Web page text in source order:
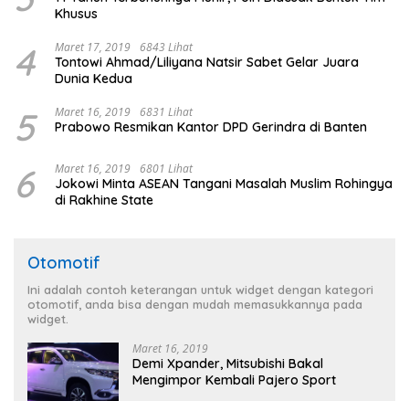
Khusus
4 Maret 17, 2019 6843 Lihat
Tontowi Ahmad/Liliyana Natsir Sabet Gelar Juara
Dunia Kedua
5 Maret 16, 2019 6831 Lihat
Prabowo Resmikan Kantor DPD Gerindra di Banten
6 Maret 16, 2019 6801 Lihat
Jokowi Minta ASEAN Tangani Masalah Muslim Rohingya
di Rakhine State
Otomotif
Ini adalah contoh keterangan untuk widget dengan kategori
otomotif, anda bisa dengan mudah memasukkannya pada
widget.
Maret 16, 2019
Demi Xpander, Mitsubishi Bakal
Mengimpor Kembali Pajero Sport